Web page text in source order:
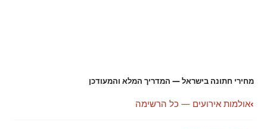
מחירי חתונה בישראל — המדריך המלא והמעודכן
›אולמות אירועים — כל הרשימה